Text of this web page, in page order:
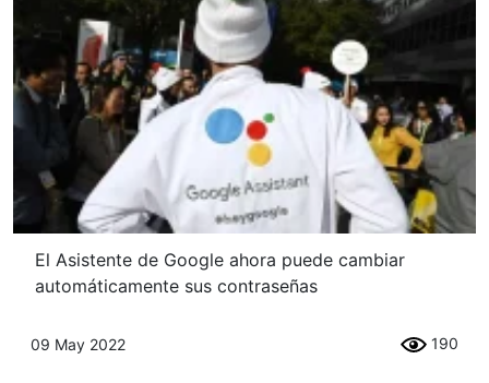
El Asistente de Google ahora puede cambiar
automáticamente sus contraseñas
09 May 2022 190